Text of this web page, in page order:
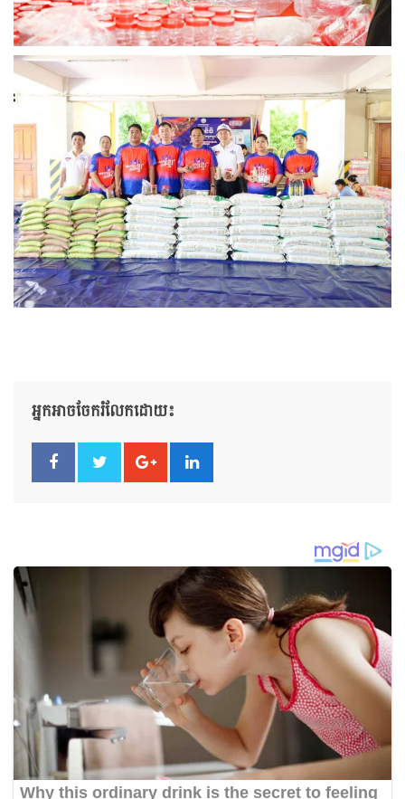
អ្នកអាចចែករំលែកដោយ៖